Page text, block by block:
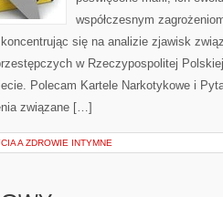
współczesnym
się na analizie zjawisk
w Rzeczypospolitej
Polecam Kartele Narkotykowe i
związane […]
A ZDROWIE INTYMNE